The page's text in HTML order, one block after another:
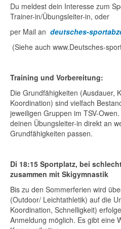
Du meldest dein Interesse zum
Trainer-in/Übungsleiter-in, oder
per Mail an deutsches-
(Siehe auch www.Deutsches-
Training und Vorbereitung:
Die Grundfähigkeiten (Ausdauer,
Koordination) sind vielfach
jeweiligen Gruppen im TSV-
deinen Übungsleiter-in direkt an
Grundfähigkeiten passen.
Di 18:15 Sportplatz, bei
zusammen mit Skigymnastik
Bis zu den Sommerferien wird
(Outdoor/ Leichtathletik) auf die
Koordination, Schnelligkeit)
Anmeldung möglich. Es gibt eine